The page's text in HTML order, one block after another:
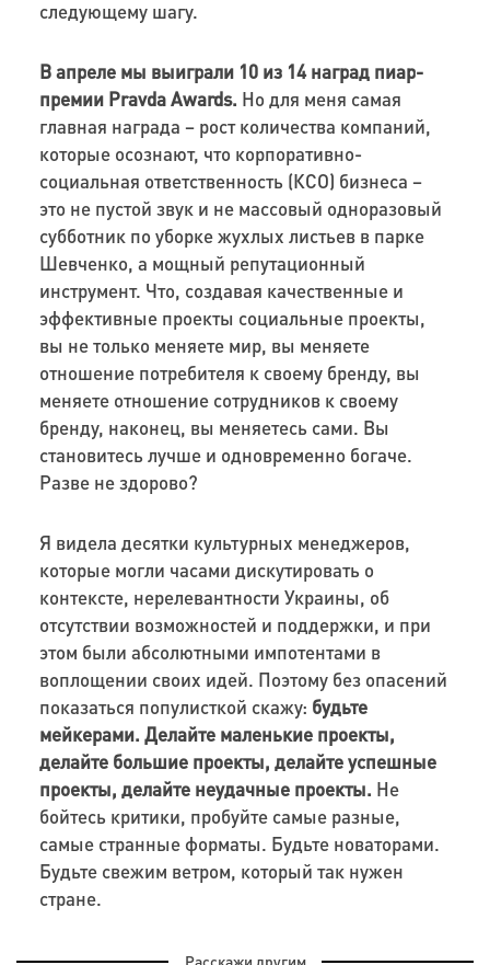
следующему шагу.
В апреле мы выиграли 10 из 14 наград пиар-
премии Pravda Awards. Но для меня самая
главная награда – рост количества компаний,
которые осознают, что корпоративно-
социальная ответственность (КСО) бизнеса –
это не пустой звук и не массовый одноразовый
субботник по уборке жухлых листьев в парке
Шевченко, а мощный репутационный
инструмент. Что, создавая качественные и
эффективные проекты социальные проекты,
вы не только меняете мир, вы меняете
отношение потребителя к своему бренду, вы
меняете отношение сотрудников к своему
бренду, наконец, вы меняетесь сами. Вы
становитесь лучше и одновременно богаче.
Разве не здорово?
Я видела десятки культурных менеджеров,
которые могли часами дискутировать о
контексте, нерелевантности Украины, об
отсутствии возможностей и поддержки, и при
этом были абсолютными импотентами в
воплощении своих идей. Поэтому без опасений
показаться популисткой скажу: будьте
мейкерами. Делайте маленькие проекты,
делайте большие проекты, делайте успешные
проекты, делайте неудачные проекты. Не
бойтесь критики, пробуйте самые разные,
самые странные форматы. Будьте новаторами.
Будьте свежим ветром, который так нужен
стране.
Расскажи другим